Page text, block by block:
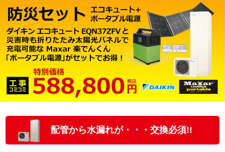
配管から水漏れが・・・交換必須!!